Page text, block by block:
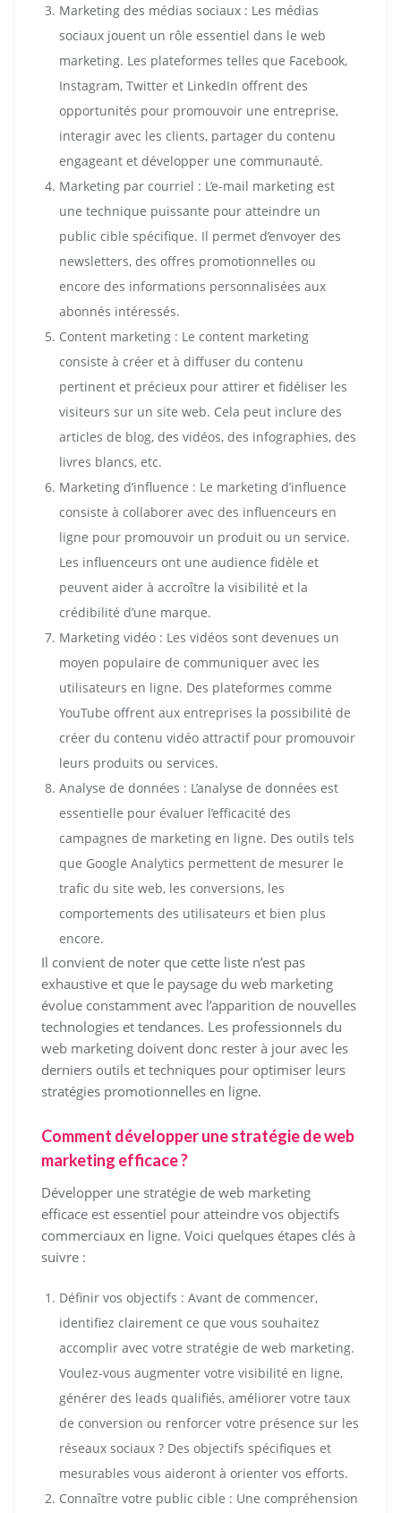
Marketing des médias sociaux : Les médias
sociaux jouent un rôle essentiel dans le web
marketing. Les plateformes telles que Facebook,
Instagram, Twitter et LinkedIn offrent des
opportunités pour promouvoir une entreprise,
interagir avec les clients, partager du contenu
engageant et développer une communauté.
Marketing par courriel : L’e-mail marketing est
une technique puissante pour atteindre un
public cible spécifique. Il permet d’envoyer des
newsletters, des offres promotionnelles ou
encore des informations personnalisées aux
abonnés intéressés.
Content marketing : Le content marketing
consiste à créer et à diffuser du contenu
pertinent et précieux pour attirer et fidéliser les
visiteurs sur un site web. Cela peut inclure des
articles de blog, des vidéos, des infographies, des
livres blancs, etc.
Marketing d’influence : Le marketing d’influence
consiste à collaborer avec des influenceurs en
ligne pour promouvoir un produit ou un service.
Les influenceurs ont une audience fidèle et
peuvent aider à accroître la visibilité et la
crédibilité d’une marque.
Marketing vidéo : Les vidéos sont devenues un
moyen populaire de communiquer avec les
utilisateurs en ligne. Des plateformes comme
YouTube offrent aux entreprises la possibilité de
créer du contenu vidéo attractif pour promouvoir
leurs produits ou services.
Analyse de données : L’analyse de données est
essentielle pour évaluer l’efficacité des
campagnes de marketing en ligne. Des outils tels
que Google Analytics permettent de mesurer le
trafic du site web, les conversions, les
comportements des utilisateurs et bien plus
encore.
Il convient de noter que cette liste n’est pas
exhaustive et que le paysage du web marketing
évolue constamment avec l’apparition de nouvelles
technologies et tendances. Les professionnels du
web marketing doivent donc rester à jour avec les
derniers outils et techniques pour optimiser leurs
stratégies promotionnelles en ligne.
Comment développer une stratégie de web
marketing efficace ?
Développer une stratégie de web marketing
efficace est essentiel pour atteindre vos objectifs
commerciaux en ligne. Voici quelques étapes clés à
suivre :
Définir vos objectifs : Avant de commencer,
identifiez clairement ce que vous souhaitez
accomplir avec votre stratégie de web marketing.
Voulez-vous augmenter votre visibilité en ligne,
générer des leads qualifiés, améliorer votre taux
de conversion ou renforcer votre présence sur les
réseaux sociaux ? Des objectifs spécifiques et
mesurables vous aideront à orienter vos efforts.
Connaître votre public cible : Une compréhension